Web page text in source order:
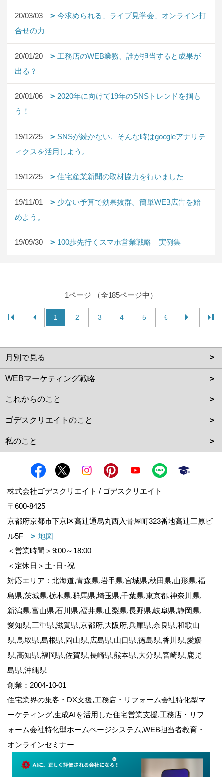
20/03/03
今求められる、ライブ見学会、オンライン打
合せの力
20/01/20
工務店のWEB業務、誰が担当すると成果が
出る？
20/01/06
2020年に向けて19年のSNSトレンドを掴も
う！
19/12/25
SNSが続かない。そんな時はgoogleアナリテ
ィクスを活用しよう。
19/12/25 住宅産業新聞の取材協力を行いました
19/11/01
少ない予算で効果抜群。簡単WEB広告を始
めよう。
19/09/30 100歩先行くスマホ営業戦略 実例集
1ページ （全185ページ中）
1 2 3 4 5 6
株式会社ゴデスクリエイト / ゴデスクリエイト
〒600-8425
京都府京都市下京区高辻通烏丸西入骨屋町323番地高辻三原ビ
ル5F
地図
＜営業時間＞9:00～18:00
＜定休日＞土･日･祝
対応エリア：北海道,青森県,岩手県,宮城県,秋田県,山形県,福
島県,茨城県,栃木県,群馬県,埼玉県,千葉県,東京都,神奈川県,
新潟県,富山県,石川県,福井県,山梨県,長野県,岐阜県,静岡県,
愛知県,三重県,滋賀県,京都府,大阪府,兵庫県,奈良県,和歌山
県,鳥取県,島根県,岡山県,広島県,山口県,徳島県,香川県,愛媛
県,高知県,福岡県,佐賀県,長崎県,熊本県,大分県,宮崎県,鹿児
島県,沖縄県
創業：2004-10-01
住宅業界の集客・DX支援,工務店・リフォーム会社特化型マ
ーケティング,生成AIを活用した住宅営業支援,工務店・リフ
ォーム会社特化型ホームページシステム,WEB担当者教育・
オンラインセミナー